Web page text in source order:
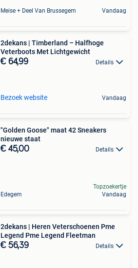
Meise + Deel Van Brussegem Vandaag
2dekans | Timberland – Halfhoge
Veterboots Met Lichtgewicht
€ 64,99 Details
Bezoek website Vandaag
"Golden Goose" maat 42 Sneakers
nieuwe staat
€ 45,00 Details
Edegem
Topzoekertje
Vandaag
2dekans | Heren Veterschoenen Pme
Legend Pme Legend Fleetman
€ 56,39 Details